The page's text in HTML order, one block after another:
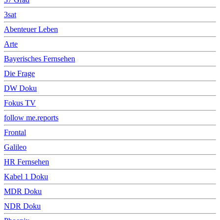
3sat
Abenteuer Leben
Arte
Bayerisches Fernsehen
Die Frage
DW Doku
Fokus TV
follow me.reports
Frontal
Galileo
HR Fernsehen
Kabel 1 Doku
MDR Doku
NDR Doku